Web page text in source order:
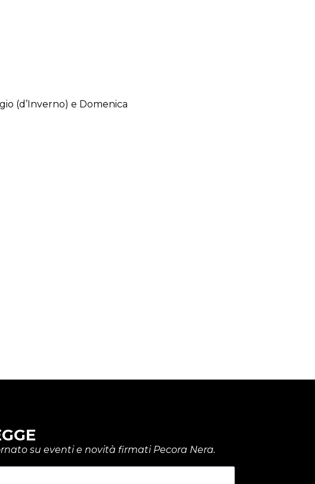
(d’Inverno) e Domenica
su eventi e novità firmati Pecora Nera.